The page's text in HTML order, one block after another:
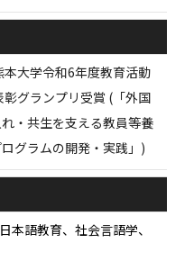
本大学令和6年度教育活動
彰グランプリ受賞 (「外国
・共生を支える教員等養
グラムの開発・実践」)
本語教育、社会言語学、